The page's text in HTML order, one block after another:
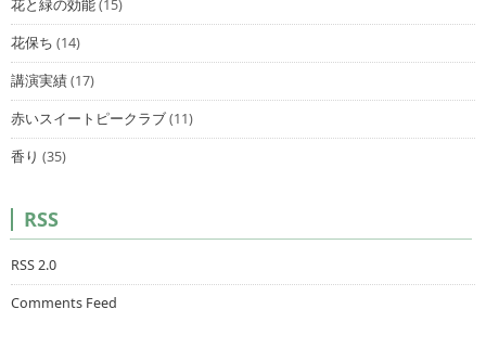
花と緑の効能(15)
花保ち (14)
講演実績(17)
赤いスイートピークラブ(11)
香り (35)
RSS
RSS 2.0
Comments Feed